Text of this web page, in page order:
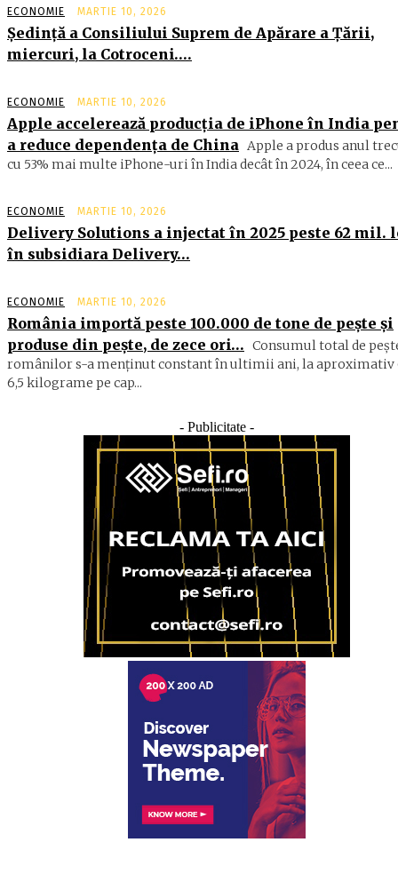
ECONOMIE MARTIE 10, 2026
Şedinţă a Consiliului Suprem de Apărare a Ţării,
miercuri, la Cotroceni….
ECONOMIE MARTIE 10, 2026
Apple accelerează producția de iPhone în India
a reduce dependența de China Apple a produs anul
cu 53% mai multe iPhone-uri în India decât în 2024, în ceea ce...
ECONOMIE MARTIE 10, 2026
Delivery Solutions a injectat în 2025 peste 62 mil.
în subsidiara Delivery…
ECONOMIE MARTIE 10, 2026
România importă peste 100.000 de tone de peşte şi
produse din peşte, de zece ori… Consumul total de
ro­mâ­nilor s-a menţinut constant în ul­timii ani, la aproximativ
6,5 ki­lograme pe cap...
- Publicitate -